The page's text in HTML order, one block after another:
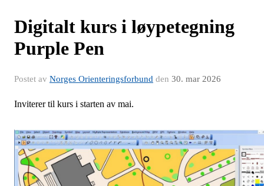
Digitalt kurs i løypetegning
Purple Pen
Postet av Norges Orienteringsforbund den 30. mar 2026
Inviterer til kurs i starten av mai.